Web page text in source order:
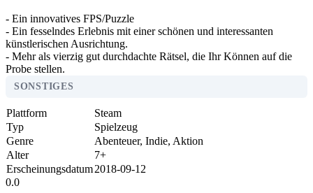
- Ein innovatives FPS/Puzzle
- Ein fesselndes Erlebnis mit einer schönen und interessanten
künstlerischen Ausrichtung.
- Mehr als vierzig gut durchdachte Rätsel, die Ihr Können auf die
Probe stellen.
SONSTIGES
Plattform
Steam
Typ
Spielzeug
Genre
Abenteuer, Indie, Aktion
Alter
7+
Erscheinungsdatum2018-09-12
0.0